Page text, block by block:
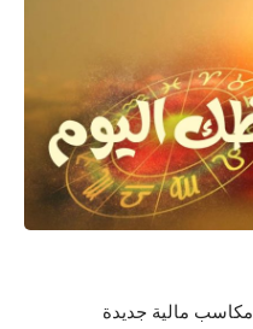
مكاسب مالية جديدة